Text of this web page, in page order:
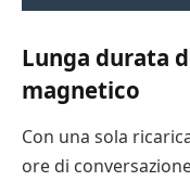
Lunga durata
magnetico
Con una sola
ore di